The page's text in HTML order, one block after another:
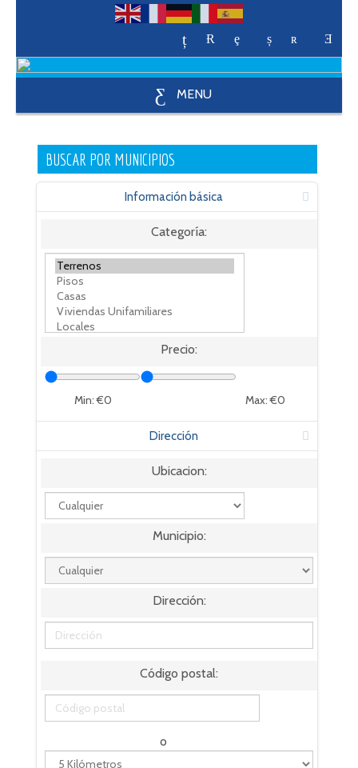
MENU
BUSCAR POR MUNICIPIOS
Información básica
Categoría:
Precio:
Min: €0 Max: €0
Dirección
Ubicacion:
Municipio:
Dirección:
Código postal:
o